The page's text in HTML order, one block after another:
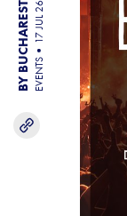
BY BUCHAREST TEAM EVENTS